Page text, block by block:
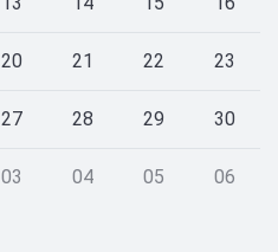
20 21 22 23
27 28 29 30
03 04 05 06